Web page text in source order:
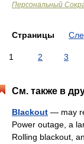
Персональный
Страницы
1 2 3
См. также в
Blackout — may
Power outage, a
Rolling blackout,